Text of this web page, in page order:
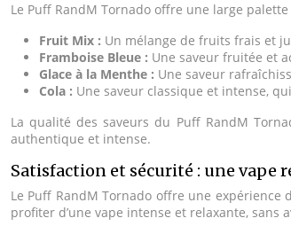
Le Puff RandM Tornado offre une large
Fruit Mix : Un mélange de fruits frais et
Framboise Bleue : Une saveur fruitée et
Glace à la Menthe : Une saveur
Cola : Une saveur classique et intense,
La qualité des saveurs du Puff RandM
authentique et intense.
Satisfaction et sécurité : une vape
Le Puff RandM Tornado offre une
profiter d’une vape intense et relaxante, sans